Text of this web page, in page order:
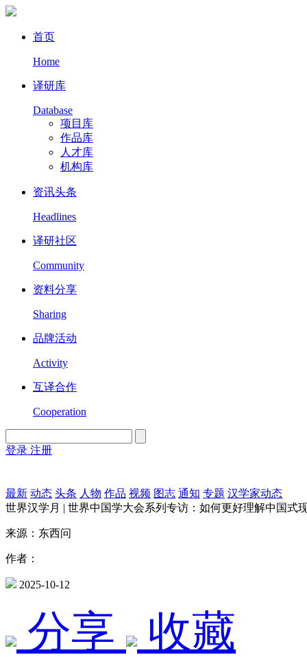
首页
Home
译研库
Database
项目库
作品库
人才库
机构库
资讯头条
Headlines
译研社区
Community
资料分享
Sharing
品牌活动
Activity
互译合作
Cooperation
登录 注册
最新 动态 头条 人物 作品 视频 图志 通知 专题 汉学家动态
世界汉学月 | 世界中国学大会系列专访：如何更好理解中国式
来源：东西问
作者：
2025-10-12
分享 收藏